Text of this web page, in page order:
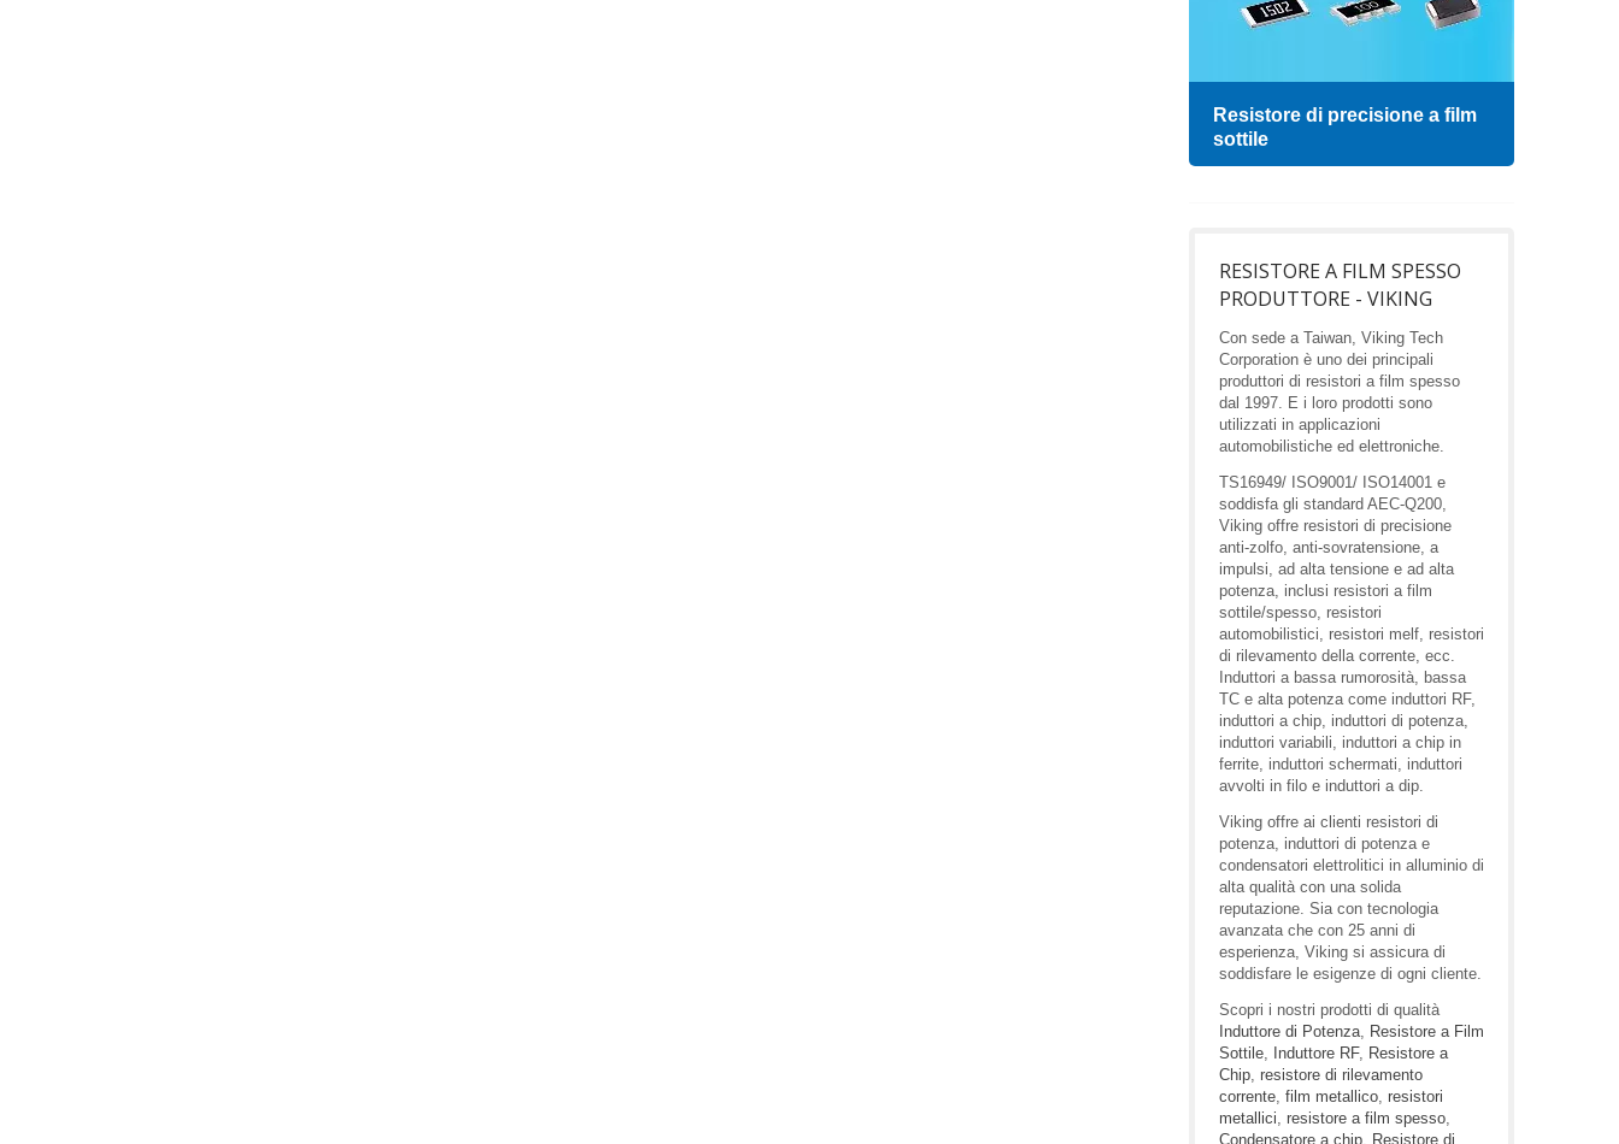
Resistore di precisione a film
sottile
RESISTORE A FILM SPESSO
PRODUTTORE - VIKING
Con sede a Taiwan, Viking Tech
Corporation è uno dei principali
produttori di resistori a film spesso
dal 1997. E i loro prodotti sono
utilizzati in applicazioni
automobilistiche ed elettroniche.
TS16949/ ISO9001/ ISO14001 e
soddisfa gli standard AEC-Q200,
Viking offre resistori di precisione
anti-zolfo, anti-sovratensione, a
impulsi, ad alta tensione e ad alta
potenza, inclusi resistori a film
sottile/spesso, resistori
automobilistici, resistori melf, resistori
di rilevamento della corrente, ecc.
Induttori a bassa rumorosità, bassa
TC e alta potenza come induttori RF,
induttori a chip, induttori di potenza,
induttori variabili, induttori a chip in
ferrite, induttori schermati, induttori
avvolti in filo e induttori a dip.
Viking offre ai clienti resistori di
potenza, induttori di potenza e
condensatori elettrolitici in alluminio di
alta qualità con una solida
reputazione. Sia con tecnologia
avanzata che con 25 anni di
esperienza, Viking si assicura di
soddisfare le esigenze di ogni cliente.
Scopri i nostri prodotti di qualità
Induttore di Potenza, Resistore a Film
Sottile, Induttore RF, Resistore a
Chip, resistore di rilevamento
corrente, film metallico, resistori
metallici, resistore a film spesso,
Condensatore a chip, Resistore di